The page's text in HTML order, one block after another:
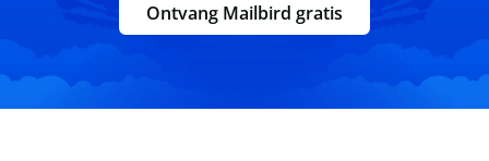
Ontvang Mailbird gratis